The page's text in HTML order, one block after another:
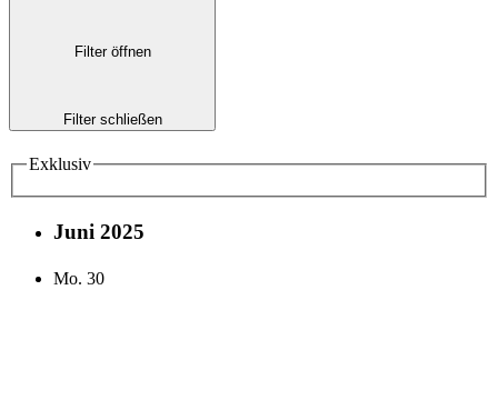
Filter öffnen
Filter schließen
Exklusiv
Juni 2025
Mo. 30